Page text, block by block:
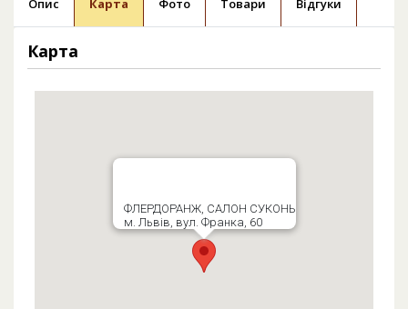
Опис Карта Фото Товари Відгуки
Карта
ФЛЕРДОРАНЖ, САЛОН СУКОНЬ
м. Львів, вул. Франка, 60